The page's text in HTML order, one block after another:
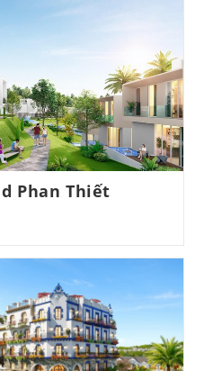
Phan Thiết